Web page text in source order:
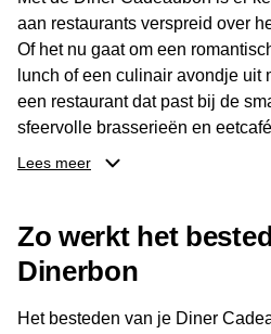
aan restaurants verspreid over
Of het nu gaat om een
lunch of een culinair avondje uit
een restaurant dat past bij de
sfeervolle brasserieën en
en gastronomische locaties: er is
buurt, bijvoorbeeld in Brussel,
De ontvanger kiest zelf waar en
van deze culinaire ervaring. Zo
niet alleen een diner, maar een
Lees meer
Zo werkt het
Dinerbon
Het besteden van je Diner